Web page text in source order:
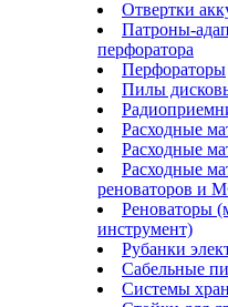
Отвертки
Патроны-
перфоратора
Перфораторы
Пилы
Расходные
Расходные
Расходные
реноваторов и
Реноваторы
инструмент)
Рубанки
Сабельные
Системы